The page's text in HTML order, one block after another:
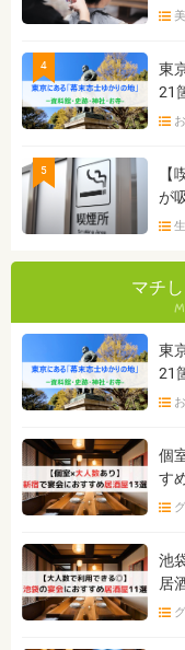
4
東
21
5
が
マチ
東
21
個
す
池
居